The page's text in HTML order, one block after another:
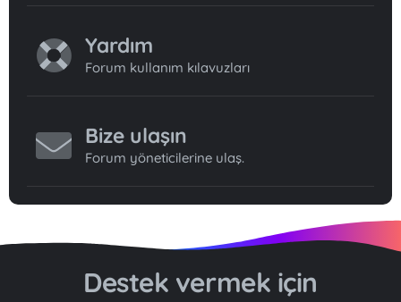
Yardım
Forum kullanım kılavuzları
Bize ulaşın
Forum yöneticilerine ulaş.
Destek vermek için